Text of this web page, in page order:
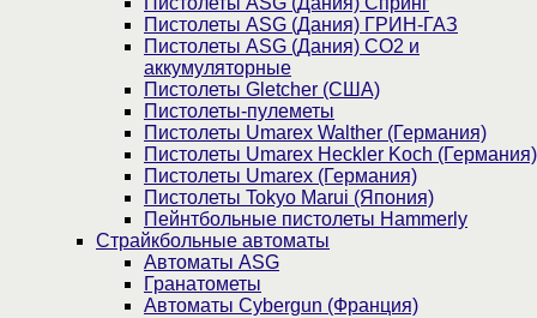
Пистолеты ASG (Дания) ГРИН-ГАЗ
Пистолеты ASG (Дания) CO2 и
аккумуляторные
Пистолеты Gletcher (США)
Пистолеты-пулеметы
Пистолеты Umarex Walther (Германия)
Пистолеты Umarex Heckler Koch (Германия)
Пистолеты Umarex (Германия)
Пистолеты Tokyo Marui (Япония)
Пейнтбольные пистолеты Hammerly
Страйкбольные автоматы
Автоматы ASG
Гранатометы
Автоматы Cybergun (Франция)